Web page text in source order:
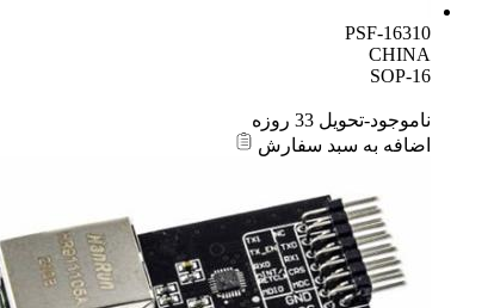
PSF-16310
CHINA
SOP-16
ناموجود-تحویل 33 روزه
اضافه به سبد سفارش